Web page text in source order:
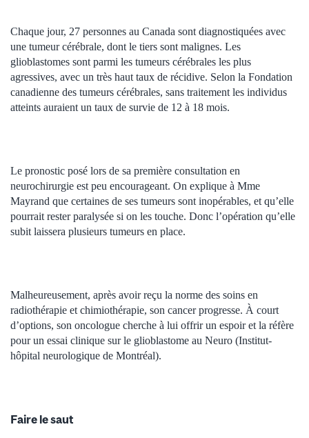
Chaque jour, 27 personnes au Canada sont diagnostiquées avec
une tumeur cérébrale, dont le tiers sont malignes. Les
glioblastomes sont parmi les tumeurs cérébrales les plus
agressives, avec un très haut taux de récidive. Selon la Fondation
canadienne des tumeurs cérébrales, sans traitement les individus
atteints auraient un taux de survie de 12 à 18 mois.
Le pronostic posé lors de sa première consultation en
neurochirurgie est peu encourageant. On explique à Mme
Mayrand que certaines de ses tumeurs sont inopérables, et qu’elle
pourrait rester paralysée si on les touche. Donc l’opération qu’elle
subit laissera plusieurs tumeurs en place.
Malheureusement, après avoir reçu la norme des soins en
radiothérapie et chimiothérapie, son cancer progresse. À court
d’options, son oncologue cherche à lui offrir un espoir et la réfère
pour un essai clinique sur le glioblastome au Neuro (Institut-
hôpital neurologique de Montréal).
Faire le saut